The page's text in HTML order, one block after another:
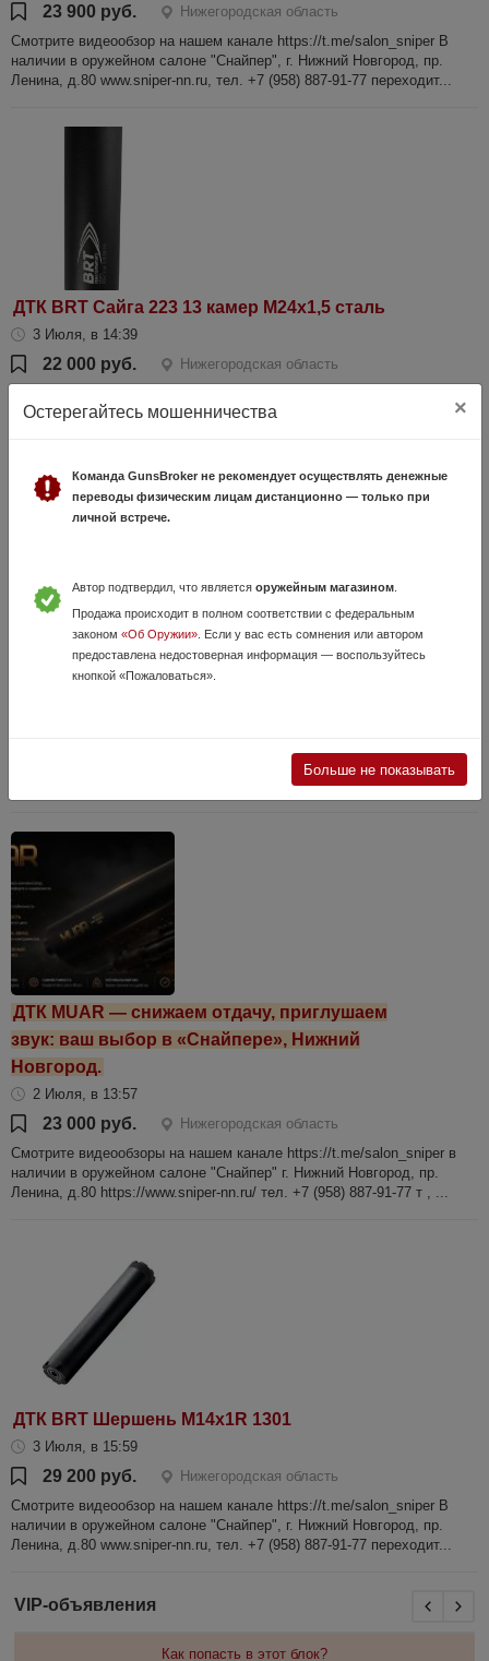
23 900 руб.
Нижегородская область
Смотрите видеообзор на нашем канале https://t.me/salon_sniper В
наличии в оружейном салоне "Снайпер", г. Нижний Новгород, пр.
Ленина, д.80 www.sniper-nn.ru, тел. +7 (958) 887-91-77 переходит...
ДТК BRT Сайга 223 13 камер М24х1,5 сталь
3 Июля, в 14:39
22 000 руб.
Нижегородская область
наличии в оружейном салоне "Снайпер", г. Нижний Новгород, пр.
ДТКП Полуинтеграл PRO MAX М14х1R к. 7,62
наличии в оружейном салоне "Снайпер", г. Нижний Новгород, пр.
Ленина, д.80 www.sniper-nn.ru, тел. +7 (958) 887-91-77 переходит...
ДТК MUAR — снижаем отдачу, приглушаем
звук: ваш выбор в «Снайпере», Нижний
Новгород.
2 Июля, в 13:57
23 000 руб.
Нижегородская область
Смотрите видеообзоры на нашем канале https://t.me/salon_sniper в
наличии в оружейном салоне "Снайпер" г. Нижний Новгород, пр.
Ленина, д.80 https://www.sniper-nn.ru/ тел. +7 (958) 887-91-77 т , ...
ДТК BRT Шершень М14х1R 1301
3 Июля, в 15:59
29 200 руб.
Нижегородская область
Смотрите видеообзор на нашем канале https://t.me/salon_sniper В
наличии в оружейном салоне "Снайпер", г. Нижний Новгород, пр.
Ленина, д.80 www.sniper-nn.ru, тел. +7 (958) 887-91-77 переходит...
Остерегайтесь мошенничества ×
Команда GunsBroker не рекомендует осуществлять денежные
переводы физическим лицам дистанционно — только при
личной встрече.
Автор подтвердил, что является оружейным магазином.
Продажа происходит в полном соответствии с федеральным
законом «Об Оружии». Если у вас есть сомнения или автором
предоставлена недостоверная информация — воспользуйтесь
кнопкой «Пожаловаться».
Больше не показывать
VIP-объявления
Как попасть в этот блок?